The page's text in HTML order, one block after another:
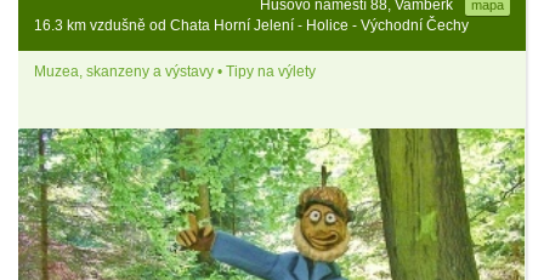
Husovo náměstí 88, Vamberk mapa
16.3 km vzdušně od Chata Horní Jelení - Holice - Východní Čechy
Muzea, skanzeny a výstavy • Tipy na výlety